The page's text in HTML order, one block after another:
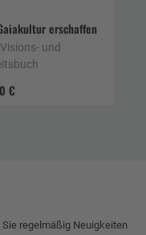
erschaffen
€
und
Sie regelmäßig Neuigkeiten